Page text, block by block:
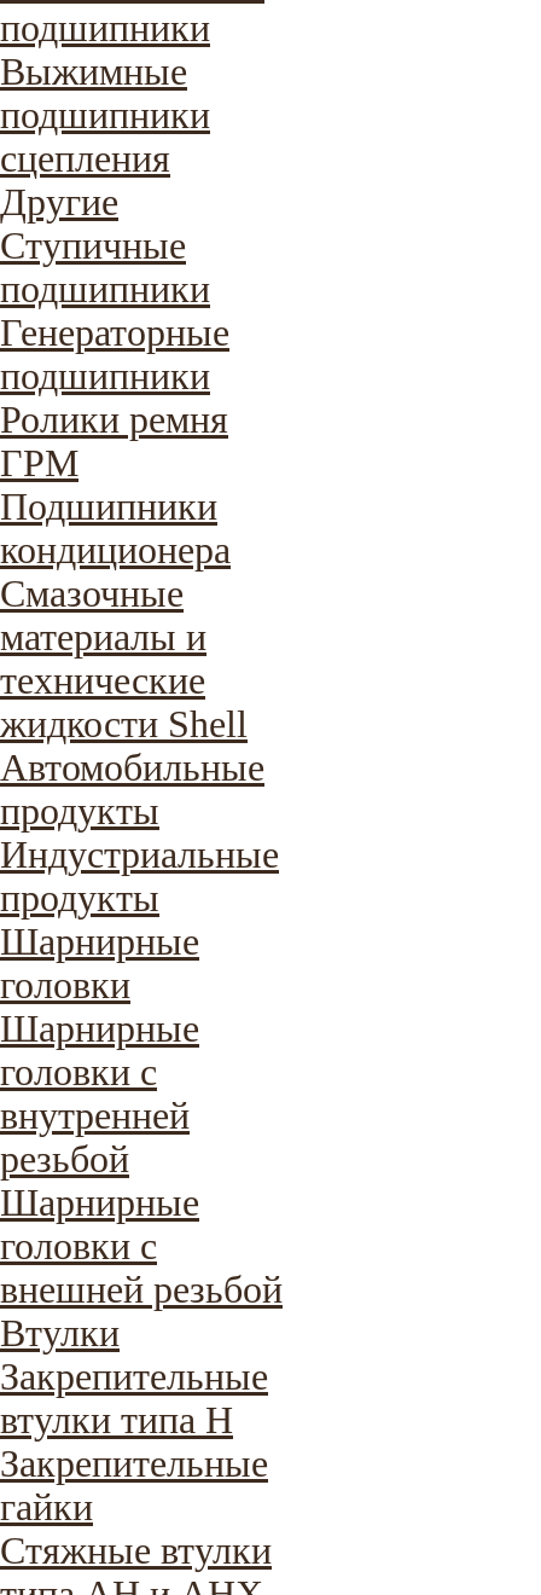
подшипники
Выжимные
подшипники
сцепления
Другие
Ступичные
подшипники
Генераторные
подшипники
Ролики ремня
ГРМ
Подшипники
кондиционера
Смазочные
материалы и
технические
жидкости Shell
Автомобильные
продукты
Индустриальные
продукты
Шарнирные
головки
Шарнирные
головки с
внутренней
резьбой
Шарнирные
головки с
внешней резьбой
Втулки
Закрепительные
втулки типа H
Закрепительные
гайки
Стяжные втулки